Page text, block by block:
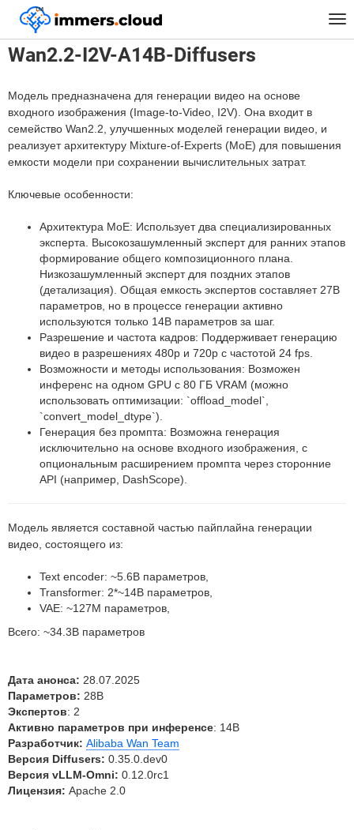
™
Главная Модели Wan2.2-I2V-A14B-Diffusers
Wan2.2-I2V-A14B-Diffusers
Модель предназначена для генерации видео на основе
входного изображения (Image-to-Video, I2V). Она входит в
семейство Wan2.2, улучшенных моделей генерации видео, и
реализует архитектуру Mixture-of-Experts (MoE) для повышения
емкости модели при сохранении вычислительных затрат.
Ключевые особенности:
Архитектура MoE: Использует два специализированных
эксперта. Высокозашумленный эксперт для ранних этапов
формирование общего композиционного плана.
Низкозашумленный эксперт для поздних этапов
(детализация). Общая емкость экспертов составляет 27B
параметров, но в процессе генерации активно
используются только 14B параметров за шаг.
Разрешение и частота кадров: Поддерживает генерацию
видео в разрешениях 480p и 720p с частотой 24 fps.
Возможности и методы использования: Возможен
инференс на одном GPU с 80 ГБ VRAM (можно
использовать оптимизации: `offload_model`,
`convert_model_dtype`).
Генерация без промпта: Возможна генерация
исключительно на основе входного изображения, с
опциональным расширением промпта через сторонние
API (например, DashScope).
Модель является составной частью пайплайна генерации
видео, состоящего из:
Text encoder: ~5.6B параметров,
Transformer: 2*~14B параметров,
VAE: ~127M параметров,
Всего: ~34.3B параметров
Дата анонса: 28.07.2025
Параметров: 28B
Экспертов: 2
Активно параметров при инференсе: 14B
Разработчик: Alibaba Wan Team
Версия Diffusers: 0.35.0.dev0
Версия vLLM-Omni: 0.12.0rc1
Лицензия: Apache 2.0